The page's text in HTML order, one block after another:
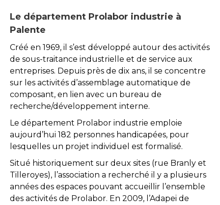
Le département Prolabor industrie à
Palente
Créé en 1969, il s’est développé autour des activités
de sous-traitance industrielle et de service aux
entreprises. Depuis près de dix ans, il se concentre
sur les activités d’assemblage automatique de
composant, en lien avec un bureau de
recherche/développement interne.
Le département Prolabor industrie emploie
aujourd’hui 182 personnes handicapées, pour
lesquelles un projet individuel est formalisé.
Situé historiquement sur deux sites (rue Branly et
Tilleroyes), l’association a recherché il y a plusieurs
années des espaces pouvant accueillir l’ensemble
des activités de Prolabor. En 2009, l’Adapei de